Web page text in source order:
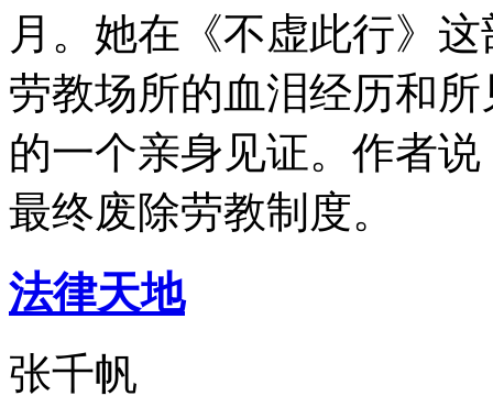
月。她在《不虚此行》
劳教场所的血泪经历和
的一个亲身见证。作者
最终废除劳教制度。
法律天地
张千帆